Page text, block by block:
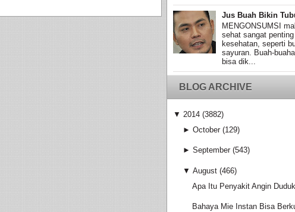
Jus Buah Bikin
MENGONSUMSI
sehat sangat
kesehatan, seperti
sayuran. Buah-
bisa dik...
BLOG ARCHIVE
▼ 2014 (3882)
► October (129)
► September (543)
▼ August (466)
Apa Itu Penyakit Angin
Bahaya Mie Instan Bisa